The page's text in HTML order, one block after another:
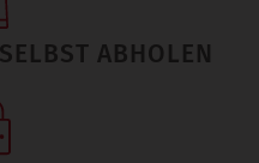
ABHOLEN